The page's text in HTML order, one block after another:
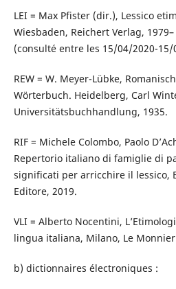
LEI = Max Pfister (dir.), Lessico
Wiesbaden, Reichert Verlag,
(consulté entre les 15/04/2020-15/
REW = W. Meyer-Lübke,
Wörterbuch. Heidelberg, Carl
Universitätsbuchhandlung, 1935.
RIF = Michele Colombo, Paolo
Repertorio italiano di famiglie di
significati per arricchire il lessico,
Editore, 2019.
VLI = Alberto Nocentini,
lingua italiana, Milano, Le
b) dictionnaires électroniques :